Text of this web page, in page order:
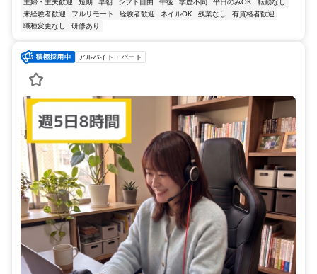
主婦・主夫歓迎
短期 早朝 シフト自由 午後 学歴不問 平日のみOK
転勤なし
未経験者歓迎
フルリモート 経験者歓迎 ネイルOK 残業なし
有資格者歓迎
職種変更なし
研修あり
アルバイト・パート